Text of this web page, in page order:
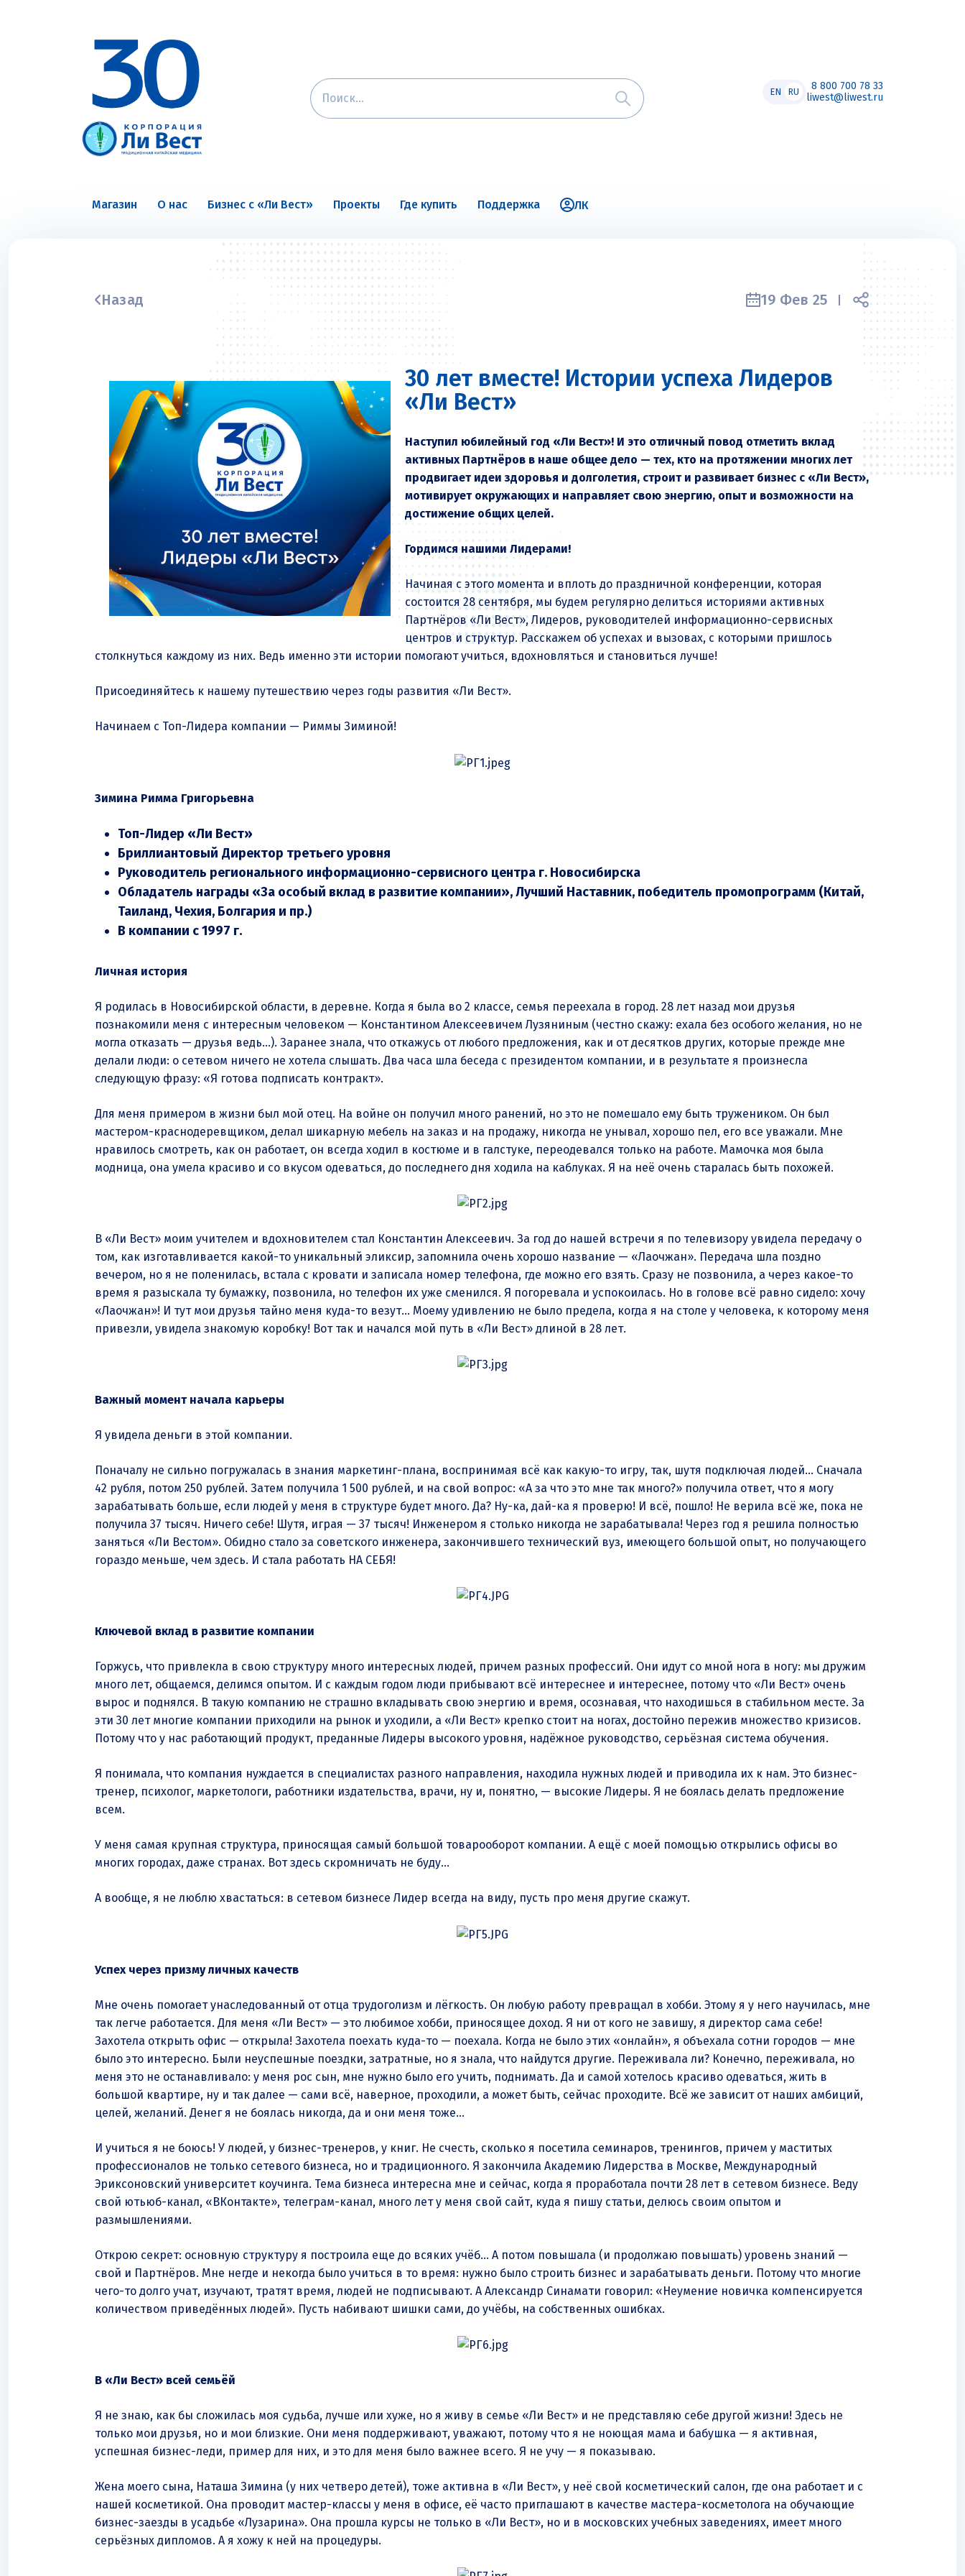
EN RU
8 800 700 78 33
liwest@liwest.ru
Магазин О нас Бизнес с «Ли Вест» Проекты Где купить Поддержка ЛК
Назад 19 Фев 25
30 лет вместе! Истории успеха Лидеров
«Ли Вест»
Наступил юбилейный год «Ли Вест»! И это отличный повод отметить вклад
активных Партнёров в наше общее дело — тех, кто на протяжении многих лет
продвигает идеи здоровья и долголетия, строит и развивает бизнес с «Ли Вест»,
мотивирует окружающих и направляет свою энергию, опыт и возможности на
достижение общих целей.
Гордимся нашими Лидерами!
Начиная с этого момента и вплоть до праздничной конференции, которая
состоится 28 сентября, мы будем регулярно делиться историями активных
Партнёров «Ли Вест», Лидеров, руководителей информационно-сервисных
центров и структур. Расскажем об успехах и вызовах, с которыми пришлось
столкнуться каждому из них. Ведь именно эти истории помогают учиться, вдохновляться и становиться лучше!
Присоединяйтесь к нашему путешествию через годы развития «Ли Вест».
Начинаем с Топ-Лидера компании — Риммы Зиминой!
Зимина Римма Григорьевна
Топ-Лидер «Ли Вест»
Бриллиантовый Директор третьего уровня
Руководитель регионального информационно-сервисного центра г. Новосибирска
Обладатель награды «За особый вклад в развитие компании», Лучший Наставник, победитель промопрограмм (Китай,
Таиланд, Чехия, Болгария и пр.)
В компании с 1997 г.
Личная история
Я родилась в Новосибирской области, в деревне. Когда я была во 2 классе, семья переехала в город. 28 лет назад мои друзья
познакомили меня с интересным человеком — Константином Алексеевичем Лузяниным (честно скажу: ехала без особого желания, но не
могла отказать — друзья ведь…). Заранее знала, что откажусь от любого предложения, как и от десятков других, которые прежде мне
делали люди: о сетевом ничего не хотела слышать. Два часа шла беседа с президентом компании, и в результате я произнесла
следующую фразу: «Я готова подписать контракт».
Для меня примером в жизни был мой отец. На войне он получил много ранений, но это не помешало ему быть тружеником. Он был
мастером-краснодеревщиком, делал шикарную мебель на заказ и на продажу, никогда не унывал, хорошо пел, его все уважали. Мне
нравилось смотреть, как он работает, он всегда ходил в костюме и в галстуке, переодевался только на работе. Мамочка моя была
модница, она умела красиво и со вкусом одеваться, до последнего дня ходила на каблуках. Я на неё очень старалась быть похожей.
В «Ли Вест» моим учителем и вдохновителем стал Константин Алексеевич. За год до нашей встречи я по телевизору увидела передачу о
том, как изготавливается какой-то уникальный эликсир, запомнила очень хорошо название — «Лаочжан». Передача шла поздно
вечером, но я не поленилась, встала с кровати и записала номер телефона, где можно его взять. Сразу не позвонила, а через какое-то
время я разыскала ту бумажку, позвонила, но телефон их уже сменился. Я погоревала и успокоилась. Но в голове всё равно сидело: хочу
«Лаочжан»! И тут мои друзья тайно меня куда-то везут… Моему удивлению не было предела, когда я на столе у человека, к которому меня
привезли, увидела знакомую коробку! Вот так и начался мой путь в «Ли Вест» длиной в 28 лет.
Важный момент начала карьеры
Я увидела деньги в этой компании.
Поначалу не сильно погружалась в знания маркетинг-плана, воспринимая всё как какую-то игру, так, шутя подключая людей… Сначала
42 рубля, потом 250 рублей. Затем получила 1 500 рублей, и на свой вопрос: «А за что это мне так много?» получила ответ, что я могу
зарабатывать больше, если людей у меня в структуре будет много. Да? Ну-ка, дай-ка я проверю! И всё, пошло! Не верила всё же, пока не
получила 37 тысяч. Ничего себе! Шутя, играя — 37 тысяч! Инженером я столько никогда не зарабатывала! Через год я решила полностью
заняться «Ли Вестом». Обидно стало за советского инженера, закончившего технический вуз, имеющего большой опыт, но получающего
гораздо меньше, чем здесь. И стала работать НА СЕБЯ!
Ключевой вклад в развитие компании
Горжусь, что привлекла в свою структуру много интересных людей, причем разных профессий. Они идут со мной нога в ногу: мы дружим
много лет, общаемся, делимся опытом. И с каждым годом люди прибывают всё интереснее и интереснее, потому что «Ли Вест» очень
вырос и поднялся. В такую компанию не страшно вкладывать свою энергию и время, осознавая, что находишься в стабильном месте. За
эти 30 лет многие компании приходили на рынок и уходили, а «Ли Вест» крепко стоит на ногах, достойно пережив множество кризисов.
Потому что у нас работающий продукт, преданные Лидеры высокого уровня, надёжное руководство, серьёзная система обучения.
Я понимала, что компания нуждается в специалистах разного направления, находила нужных людей и приводила их к нам. Это бизнес-
тренер, психолог, маркетологи, работники издательства, врачи, ну и, понятно, — высокие Лидеры. Я не боялась делать предложение
всем.
У меня самая крупная структура, приносящая самый большой товарооборот компании. А ещё с моей помощью открылись офисы во
многих городах, даже странах. Вот здесь скромничать не буду…
А вообще, я не люблю хвастаться: в сетевом бизнесе Лидер всегда на виду, пусть про меня другие скажут.
Успех через призму личных качеств
Мне очень помогает унаследованный от отца трудоголизм и лёгкость. Он любую работу превращал в хобби. Этому я у него научилась, мне
так легче работается. Для меня «Ли Вест» — это любимое хобби, приносящее доход. Я ни от кого не завишу, я директор сама себе!
Захотела открыть офис — открыла! Захотела поехать куда-то — поехала. Когда не было этих «онлайн», я объехала сотни городов — мне
было это интересно. Были неуспешные поездки, затратные, но я знала, что найдутся другие. Переживала ли? Конечно, переживала, но
меня это не останавливало: у меня рос сын, мне нужно было его учить, поднимать. Да и самой хотелось красиво одеваться, жить в
большой квартире, ну и так далее — сами всё, наверное, проходили, а может быть, сейчас проходите. Всё же зависит от наших амбиций,
целей, желаний. Денег я не боялась никогда, да и они меня тоже…
И учиться я не боюсь! У людей, у бизнес-тренеров, у книг. Не счесть, сколько я посетила семинаров, тренингов, причем у маститых
профессионалов не только сетевого бизнеса, но и традиционного. Я закончила Академию Лидерства в Москве, Международный
Эриксоновский университет коучинга. Тема бизнеса интересна мне и сейчас, когда я проработала почти 28 лет в сетевом бизнесе. Веду
свой ютьюб-канал, «ВКонтакте», телеграм-канал, много лет у меня свой сайт, куда я пишу статьи, делюсь своим опытом и
размышлениями.
Открою секрет: основную структуру я построила еще до всяких учёб… А потом повышала (и продолжаю повышать) уровень знаний —
свой и Партнёров. Мне негде и некогда было учиться в то время: нужно было строить бизнес и зарабатывать деньги. Потому что многие
чего-то долго учат, изучают, тратят время, людей не подписывают. А Александр Синамати говорил: «Неумение новичка компенсируется
количеством приведённых людей». Пусть набивают шишки сами, до учёбы, на собственных ошибках.
В «Ли Вест» всей семьёй
Я не знаю, как бы сложилась моя судьба, лучше или хуже, но я живу в семье «Ли Вест» и не представляю себе другой жизни! Здесь не
только мои друзья, но и мои близкие. Они меня поддерживают, уважают, потому что я не ноющая мама и бабушка — я активная,
успешная бизнес-леди, пример для них, и это для меня было важнее всего. Я не учу — я показываю.
Жена моего сына, Наташа Зимина (у них четверо детей), тоже активна в «Ли Вест», у неё свой косметический салон, где она работает и с
нашей косметикой. Она проводит мастер-классы у меня в офисе, её часто приглашают в качестве мастера-косметолога на обучающие
бизнес-заезды в усадьбе «Лузарина». Она прошла курсы не только в «Ли Вест», но и в московских учебных заведениях, имеет много
серьёзных дипломов. А я хожу к ней на процедуры.